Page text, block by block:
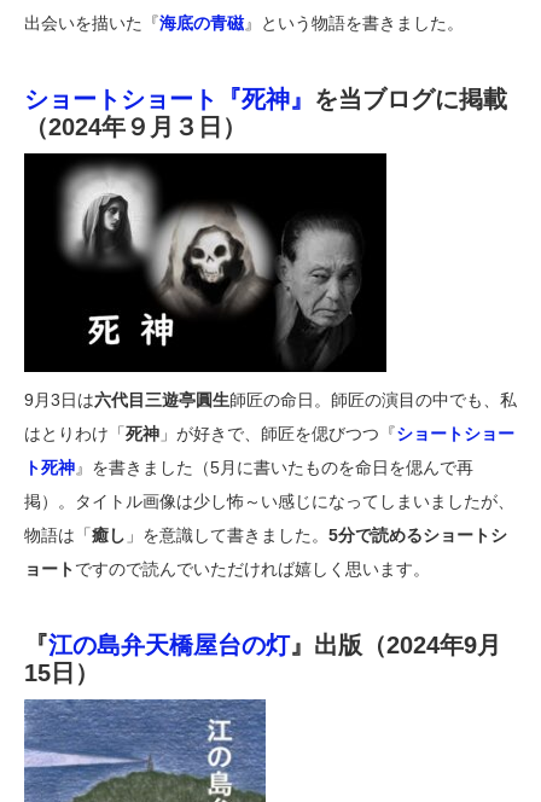
出会いを描いた『海底の青磁』という物語を書きました。
ショートショート『死神』 を当ブログに掲載
（2024年９月３日）
9月3日は六代目三遊亭圓生師匠の命日。師匠の演目の中でも、私
はとりわけ「死神 」が好きで、師匠を偲びつつ『ショートショー
ト死神』を書きました（5月に書いたものを命日を偲んで再
掲）。タイトル画像は少し怖～い感じになってしまいましたが、
物語は「癒し 」を意識して書きました。 5分で読めるショートシ
ョートですので読んでいただければ嬉しく思います。
『江の島弁天橋屋台の灯』出版（2024年9月
15日）